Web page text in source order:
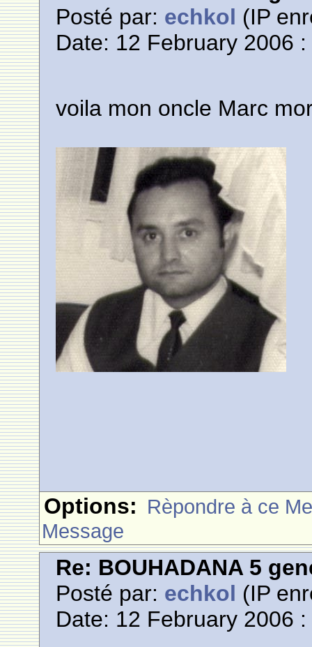
Posté par: echkol (IP
Date: 12 February 2006
voila mon oncle Marc
Options: Rèpondre à ce
Message
Re: BOUHADANA 5
Posté par: echkol (IP
Date: 12 February 2006